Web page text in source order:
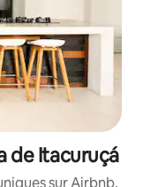
de Itacuruçá
sur Airbnb.